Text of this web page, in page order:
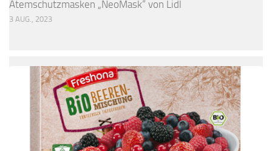
Atemschutzmasken „NeoMask“ von Lidl
3 AUG., 2023